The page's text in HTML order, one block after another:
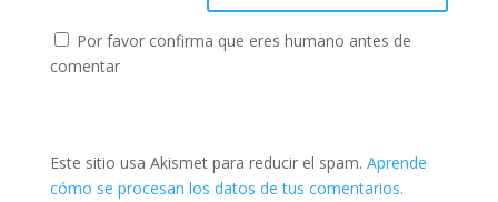
Por favor confirma que eres humano antes de
comentar
Este sitio usa Akismet para reducir el spam. Aprende
cómo se procesan los datos de tus comentarios.